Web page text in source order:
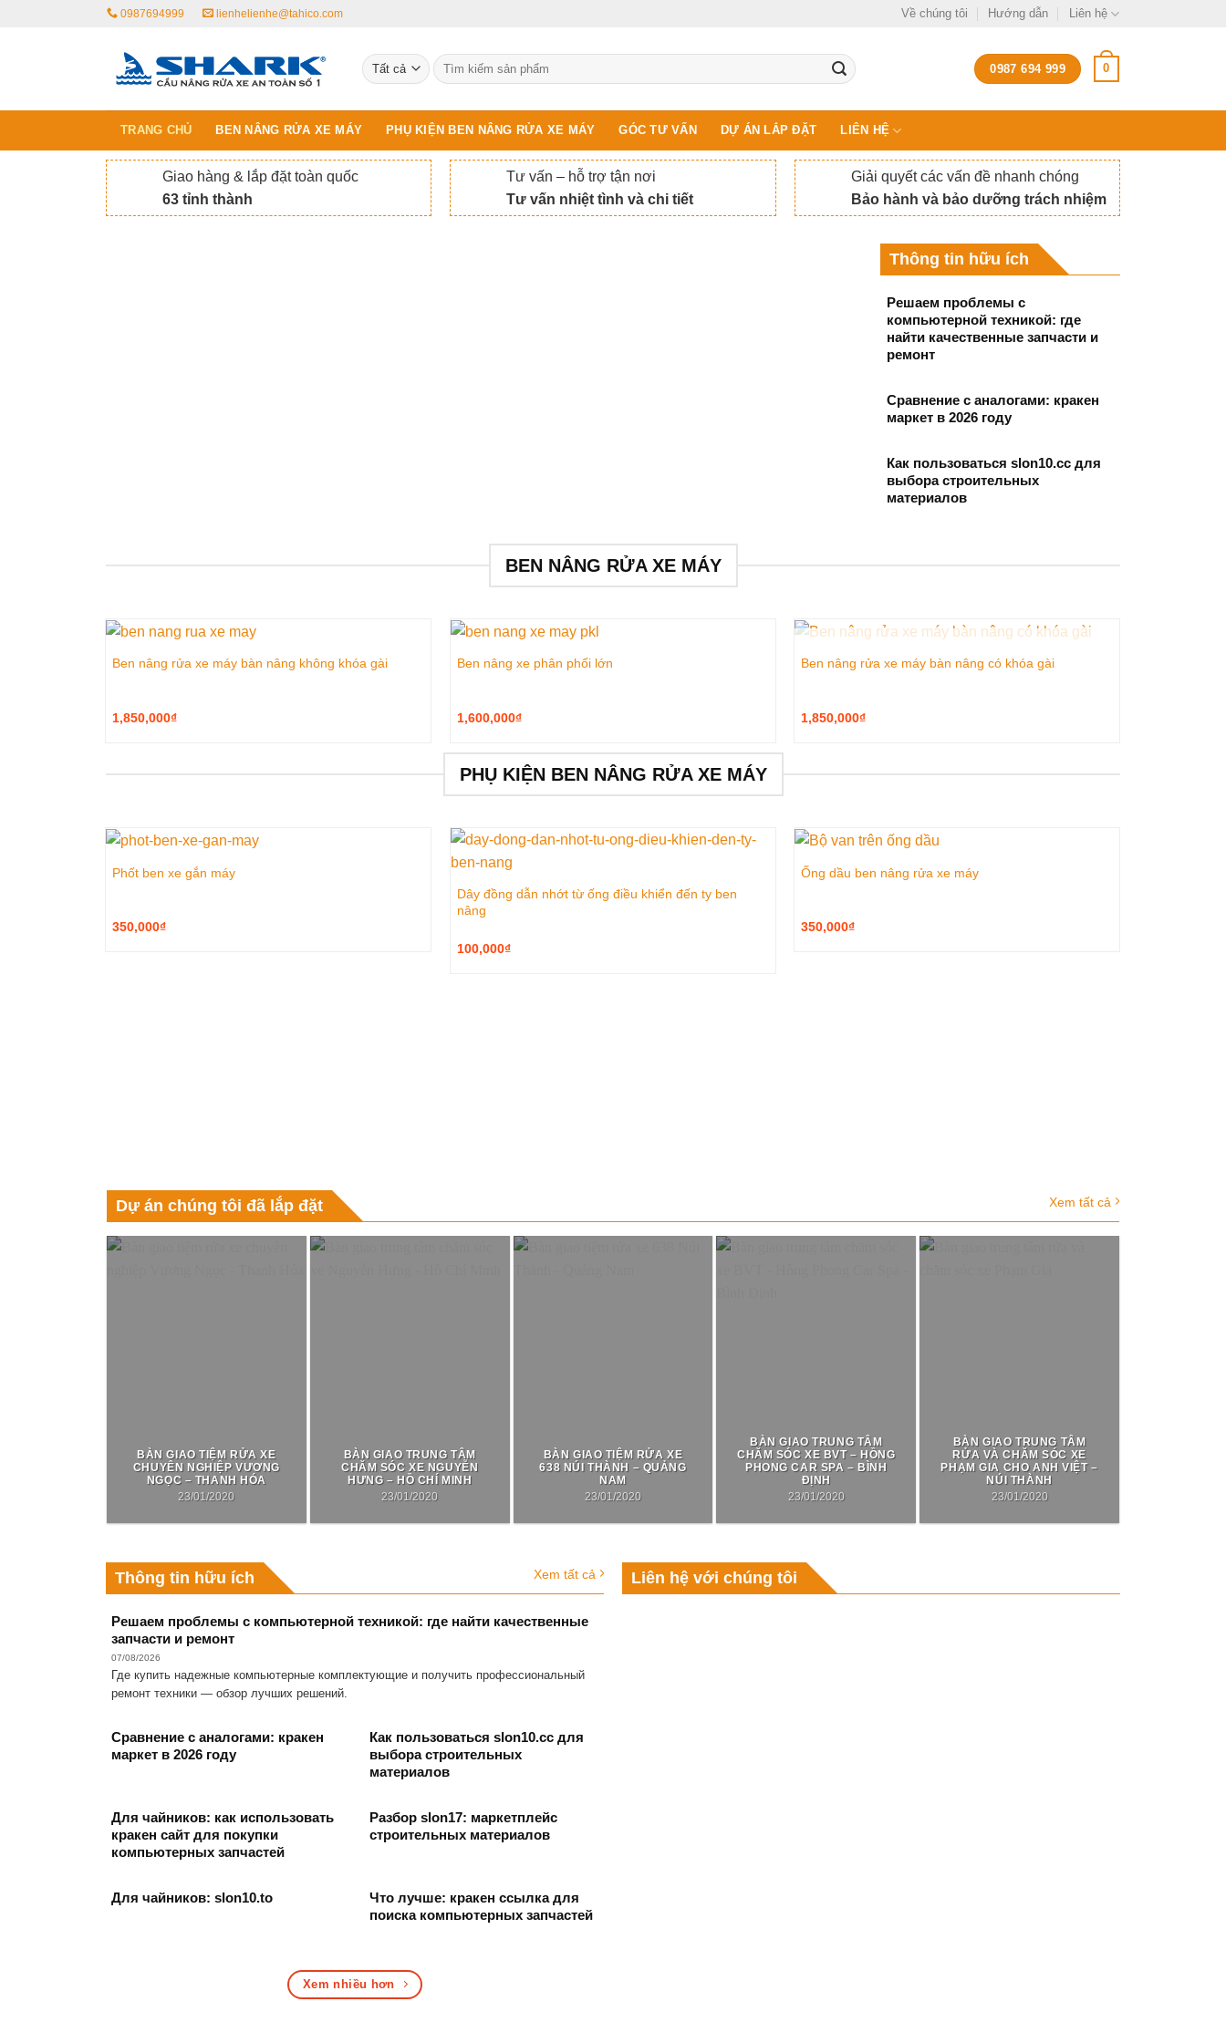
0987694999 lienhelienhe@tahico.com Về chúng tôi Hướng dẫn Liên hệ
Tìm
kiếm:
0987 694 999 0
TRANG CHỦ BEN NÂNG RỬA XE MÁY PHỤ KIỆN BEN NÂNG RỬA XE MÁY GÓC TƯ VẤN DỰ ÁN LẮP ĐẶT LIÊN HỆ
Giao hàng & lắp đặt toàn quốc
63 tỉnh thành
Tư vấn – hỗ trợ tận nơi
Tư vấn nhiệt tình và chi tiết
Giải quyết các vấn đề nhanh chóng
Bảo hành và bảo dưỡng trách nhiệm
Thông tin hữu ích
Решаем проблемы с
компьютерной техникой: где
найти качественные запчасти и
ремонт
Сравнение с аналогами: кракен
маркет в 2026 году
Как пользоваться slon10.cc для
выбора строительных
материалов
BEN NÂNG RỬA XE MÁY
Ben nâng rửa xe máy bàn nâng không khóa gài
1,850,000₫
Ben nâng xe phân phối lớn
1,600,000₫
HẾT HÀNG
Ben nâng rửa xe máy bàn nâng có khóa gài
1,850,000₫
PHỤ KIỆN BEN NÂNG RỬA XE MÁY
Phốt ben xe gắn máy
350,000₫
Dây đồng dẫn nhớt từ ống điều khiển đến ty ben
nâng
100,000₫
Ống dầu ben nâng rửa xe máy
350,000₫
Dự án chúng tôi đã lắp đặt Xem tất cả
BÀN GIAO TIỆM RỬA XE
CHUYÊN NGHIỆP VƯƠNG
NGỌC – THANH HÓA
23/01/2020
BÀN GIAO TRUNG TÂM
CHĂM SÓC XE NGUYỄN
HƯNG – HỒ CHÍ MINH
23/01/2020
BÀN GIAO TIỆM RỬA XE
638 NÚI THÀNH – QUẢNG
NAM
23/01/2020
BÀN GIAO TRUNG TÂM
CHĂM SÓC XE BVT – HỒNG
PHONG CAR SPA – BÌNH
ĐỊNH
23/01/2020
BÀN GIAO TRUNG TÂM
RỬA VÀ CHĂM SÓC XE
PHẠM GIA CHO ANH VIỆT –
NÚI THÀNH
23/01/2020
Thông tin hữu ích Xem tất cả
Решаем проблемы с компьютерной техникой: где найти качественные
запчасти и ремонт
07/08/2026
Где купить надежные компьютерные комплектующие и получить профессиональный
ремонт техники — обзор лучших решений.
Сравнение с аналогами: кракен
маркет в 2026 году
Как пользоваться slon10.cc для
выбора строительных
материалов
Для чайников: как использовать
кракен сайт для покупки
компьютерных запчастей
Разбор slon17: маркетплейс
строительных материалов
Для чайников: slon10.to
Что лучше: кракен ссылка для
поиска компьютерных запчастей
Xem nhiều hơn
Liên hệ với chúng tôi